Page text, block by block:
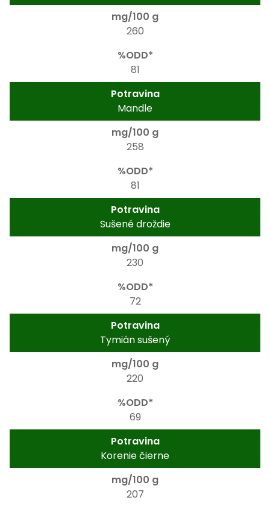
260
81
Mandle
258
81
Sušené droždie
230
72
Tymián sušený
220
69
Korenie čierne
207